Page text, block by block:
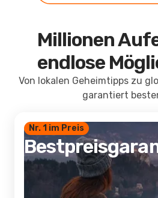
Millionen
endlose
Von lokalen Geheimtipps zu
garantiert
Nr. 1 im Preis